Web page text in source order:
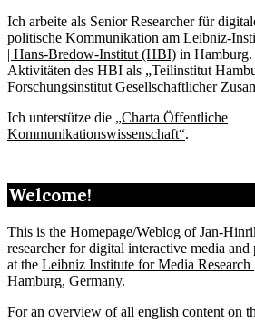
Ich arbeite als Senior Researcher für
politische Kommunikation am Leibniz-
| Hans-Bredow-Institut (HBI) in
Aktivitäten des HBI als „Teilinstitut
Forschungsinstitut Gesellschaftlicher
Ich unterstütze die „Charta Öffentliche
Kommunikationswissenschaft“.
Welcome!
This is the Homepage/Weblog of Jan-
researcher for digital interactive media
at the Leibniz Institute for Media
Hamburg, Germany.
For an overview of all english content on